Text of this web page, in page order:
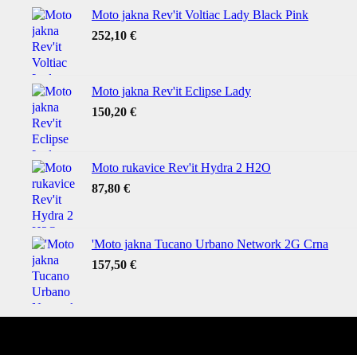
Moto jakna Rev'it Voltiac Lady Black Pink
252,10 €
Moto jakna Rev'it Eclipse Lady
150,20 €
Moto rukavice Rev'it Hydra 2 H2O
87,80 €
'Moto jakna Tucano Urbano Network 2G Crna
157,50 €